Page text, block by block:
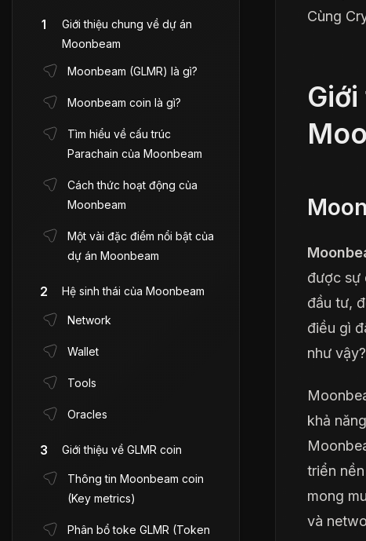
Cùng
được sự
đầu tư,
điều gì
như vậy?
khả
triển
mong
và
Giới thiệu chung về dự án
Moonbeam
Moonbeam (GLMR) là gì?
Moonbeam coin là gì?
Tìm hiểu về cấu trúc
Parachain của Moonbeam
Cách thức hoạt động của
Moonbeam
Một vài đặc điểm nổi bật của
dự án Moonbeam
Hệ sinh thái của Moonbeam
Network
Wallet
Tools
Oracles
Giới thiệu về GLMR coin
Thông tin Moonbeam coin
(Key metrics)
Phân bổ toke GLMR (Token